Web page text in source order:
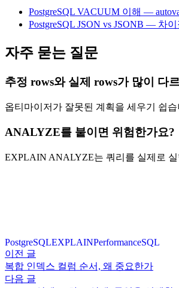
PostgreSQL VACUUM 이해 —
PostgreSQL JSON vs JSONB — 차
자주 묻는 질문
추정 rows와 실제 rows가 많이 다
옵티마이저가 잘못된 계획을 세우기 쉽
ANALYZE를 붙이면 위험한가요?
EXPLAIN ANALYZE는 쿼리를 실제로
PostgreSQLEXPLAINPerformanceSQL
이전 글
복합 인덱스 컬럼 순서, 왜 중요한가
다음 글